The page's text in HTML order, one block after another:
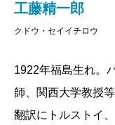
工藤精一郎
クドウ・セイイチロウ
1922年福島生れ。
師、関西大学教授
翻訳にトルストイ